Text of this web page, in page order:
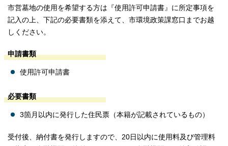
市営墓地の使用を希望する方は『使用許可申請書』に所定事項を
記入の上、下記の必要書類を添えて、市環境政策課窓口までお越
しください。
申請書類
使用許可申請書
必要書類
3箇月以内に発行した住民票（本籍が記載されているもの）
受付後、納付書を発行しますので、20日以内に使用料及び管理料